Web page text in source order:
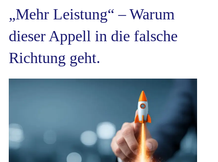
„Mehr Leistung“ – Warum
dieser Appell in die falsche
Richtung geht.